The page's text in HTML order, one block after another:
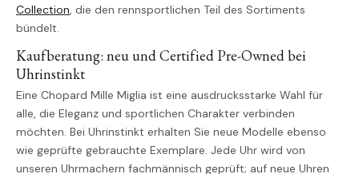
Collection, die den rennsportlichen Teil des Sortiments
bündelt.
Kaufberatung: neu und Certified Pre-Owned bei
Uhrinstinkt
Eine Chopard Mille Miglia ist eine ausdrucksstarke Wahl für
alle, die Eleganz und sportlichen Charakter verbinden
möchten. Bei Uhrinstinkt erhalten Sie neue Modelle ebenso
wie geprüfte gebrauchte Exemplare. Jede Uhr wird von
unseren Uhrmachern fachmännisch geprüft; auf neue Uhren